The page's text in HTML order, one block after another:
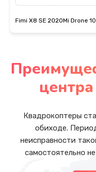
Fimi X8 SE 2020Mi Drone
Квадрокоптеры
обиходе.
неисправности
самостоятельно